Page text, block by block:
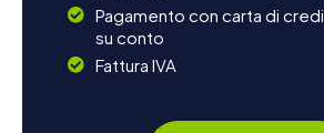
Pagamento con carta di
su conto
Fattura IVA